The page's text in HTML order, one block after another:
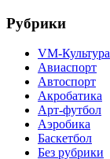
Рубрики
VM-Культура
Авиаспорт
Автоспорт
Акробатика
Арт-футбол
Аэробика
Баскетбол
Без рубрики